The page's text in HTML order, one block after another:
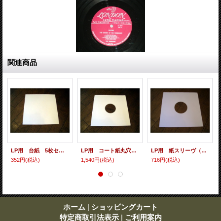
関連商品
LP用 台紙 5枚セット
352円(税込)
LP用 コート紙丸穴ジャケ 10枚セット
1,540円(税込)
LP用 紙スリーヴ（レギュラー） 10枚セット
716円(税込)
ホーム | ショッピングカート
特定商取引法表示 | ご利用案内